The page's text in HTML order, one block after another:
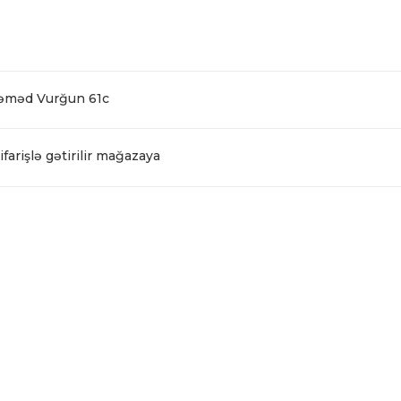
Vurğun 61c
gətirilir mağazaya